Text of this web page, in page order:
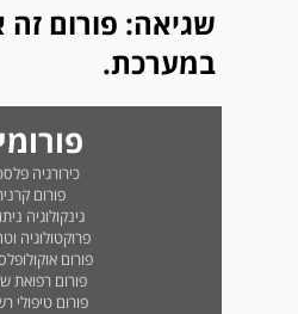
שגיאה: פורום זה
במערכת.
כירורגיה
פורום
גינקולוגיה
פרוקטולוגיה
פורום
פורום רפואת
פורום טיפולי